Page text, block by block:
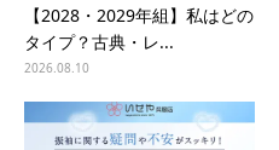
【2028・2029年組】私はどの
タイプ？古典・レ...
2026.08.10